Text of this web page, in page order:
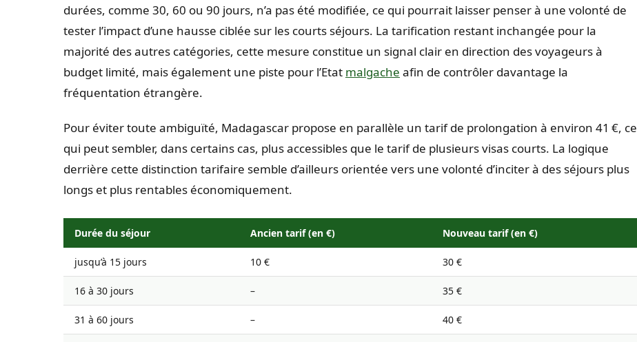
durées, comme 30, 60 ou 90 jours, n’a pas été modifiée, ce qui pourrait laisser penser à une volonté de
tester l’impact d’une hausse ciblée sur les courts séjours. La tarification restant inchangée pour la
majorité des autres catégories, cette mesure constitue un signal clair en direction des voyageurs à
budget limité, mais également une piste pour l’Etat malgache afin de contrôler davantage la
fréquentation étrangère.
Pour éviter toute ambiguïté, Madagascar propose en parallèle un tarif de prolongation à environ 41 €, ce
qui peut sembler, dans certains cas, plus accessibles que le tarif de plusieurs visas courts. La logique
derrière cette distinction tarifaire semble d’ailleurs orientée vers une volonté d’inciter à des séjours plus
longs et plus rentables économiquement.
Durée du séjour Ancien tarif (en €) Nouveau tarif (en €)
jusqu’à 15 jours 10 € 30 €
16 à 30 jours – 35 €
31 à 60 jours – 40 €